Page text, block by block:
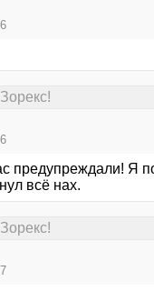
предупреждали! Я
всё нах.